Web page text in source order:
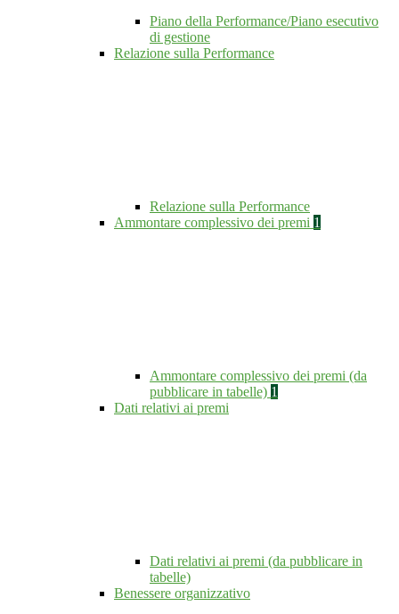
Piano della Performance/Piano esecutivo
di gestione
Relazione sulla Performance
Relazione sulla Performance
Ammontare complessivo dei premi 1
Ammontare complessivo dei premi (da
pubblicare in tabelle) 1
Dati relativi ai premi
Dati relativi ai premi (da pubblicare in
tabelle)
Benessere organizzativo